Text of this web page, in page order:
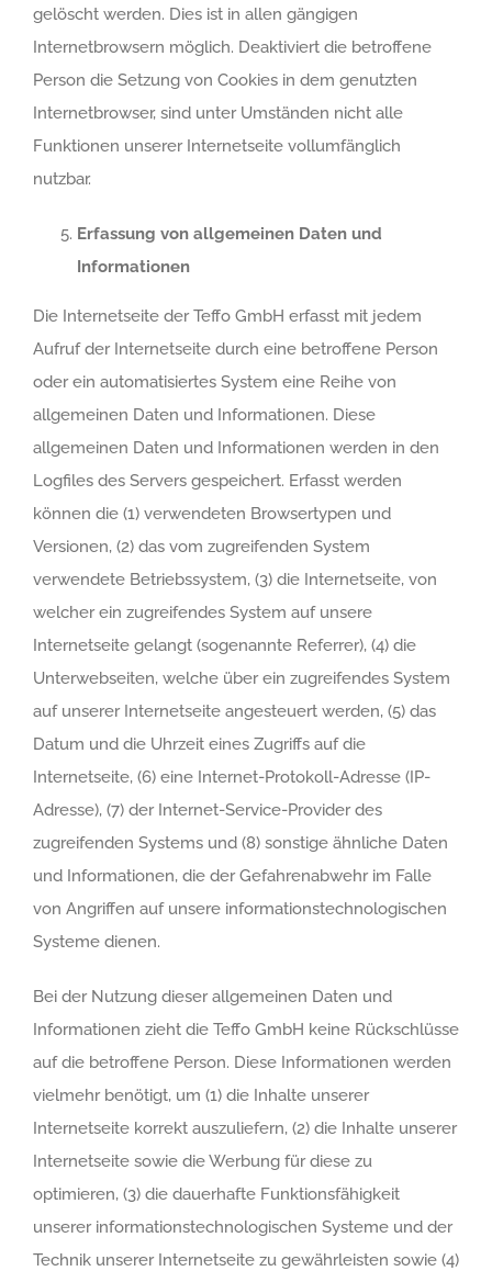
gelöscht werden. Dies ist in allen gängigen
Internetbrowsern möglich. Deaktiviert die betroffene
Person die Setzung von Cookies in dem genutzten
Internetbrowser, sind unter Umständen nicht alle
Funktionen unserer Internetseite vollumfänglich
nutzbar.
Erfassung von allgemeinen Daten und
Informationen
Die Internetseite der Teffo GmbH erfasst mit jedem
Aufruf der Internetseite durch eine betroffene Person
oder ein automatisiertes System eine Reihe von
allgemeinen Daten und Informationen. Diese
allgemeinen Daten und Informationen werden in den
Logfiles des Servers gespeichert. Erfasst werden
können die (1) verwendeten Browsertypen und
Versionen, (2) das vom zugreifenden System
verwendete Betriebssystem, (3) die Internetseite, von
welcher ein zugreifendes System auf unsere
Internetseite gelangt (sogenannte Referrer), (4) die
Unterwebseiten, welche über ein zugreifendes System
auf unserer Internetseite angesteuert werden, (5) das
Datum und die Uhrzeit eines Zugriffs auf die
Internetseite, (6) eine Internet-Protokoll-Adresse (IP-
Adresse), (7) der Internet-Service-Provider des
zugreifenden Systems und (8) sonstige ähnliche Daten
und Informationen, die der Gefahrenabwehr im Falle
von Angriffen auf unsere informationstechnologischen
Systeme dienen.
Bei der Nutzung dieser allgemeinen Daten und
Informationen zieht die Teffo GmbH keine Rückschlüsse
auf die betroffene Person. Diese Informationen werden
vielmehr benötigt, um (1) die Inhalte unserer
Internetseite korrekt auszuliefern, (2) die Inhalte unserer
Internetseite sowie die Werbung für diese zu
optimieren, (3) die dauerhafte Funktionsfähigkeit
unserer informationstechnologischen Systeme und der
Technik unserer Internetseite zu gewährleisten sowie (4)